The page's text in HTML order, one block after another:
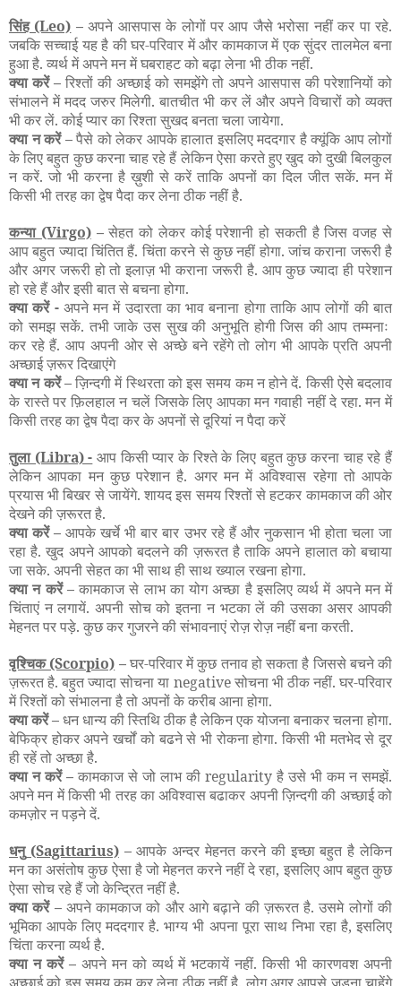
सिंह(Leo) – अपने आसपास के लोगों पर आप जैसे भरोसा नहीं कर पा रहे.
जबकि सच्चाई यह है की घर-परिवार में और कामकाज में एक सुंदर तालमेल बना
हुआ है. व्यर्थ में अपने मन में घबराहट को बढ़ा लेना भी ठीक नहीं.
क्या करें – रिश्तों की अच्छाई को समझेंगे तो अपने आसपास की परेशानियों को
संभालने में मदद जरुर मिलेगी. बातचीत भी कर लें और अपने विचारों को व्यक्त
भी कर लें. कोई प्यार का रिश्ता सुखद बनता चला जायेगा.
क्या न करें –पैसे को लेकर आपके हालात इसलिए मददगार है क्यूंकि आप लोगों
के लिए बहुत कुछ करना चाह रहे हैं लेकिन ऐसा करते हुए खुद को दुखी बिलकुल
न करें. जो भी करना है ख़ुशी से करें ताकि अपनों का दिल जीत सकें. मन में
किसी भी तरह का द्वेष पैदा कर लेना ठीक नहीं है.
कन्या(Virgo)– सेहत को लेकर कोई परेशानी हो सकती है जिस वजह से
आप बहुत ज्यादा चिंतित हैं. चिंता करने से कुछ नहीं होगा. जांच कराना जरूरी है
और अगर जरूरी हो तो इलाज़ भी कराना जरूरी है. आप कुछ ज्यादा ही परेशान
हो रहे हैं और इसी बात से बचना होगा.
क्या करें - अपने मन में उदारता का भाव बनाना होगा ताकि आप लोगों की बात
को समझ सकें. तभी जाके उस सुख की अनुभूति होगी जिस की आप तम्मनाः
कर रहे हैं. आप अपनी ओर से अच्छे बने रहेंगे तो लोग भी आपके प्रति अपनी
अच्छाई ज़रूर दिखाएंगे
क्या न करें –ज़िन्दगी में स्थिरता को इस समय कम न होने दें. किसी ऐसे बदलाव
के रास्ते पर फ़िलहाल न चलें जिसके लिए आपका मन गवाही नहीं दे रहा.मन में
किसी तरह का द्वेष पैदा कर के अपनों से दूरियां न पैदा करें
तुला (Libra) - आप किसी प्यार के रिश्ते के लिए बहुत कुछ करना चाह रहे हैं
लेकिन आपका मन कुछ परेशान है. अगर मन में अविश्वास रहेगा तो आपके
प्रयास भी बिखर से जायेंगे. शायद इस समय रिश्तों से हटकर कामकाज की ओर
देखने की ज़रूरत है.
क्या करें –आपके खर्चे भी बार बार उभर रहे हैं और नुकसान भी होता चला जा
रहा है. खुद अपने आपको बदलने की ज़रूरत है ताकि अपने हालात को बचाया
जा सके. अपनी सेहत का भी साथ ही साथ ख्याल रखना होगा.
क्या न करें – कामकाज से लाभ का योग अच्छा है इसलिए व्यर्थ में अपने मन में
चिंताएं न लगायें. अपनी सोच को इतना न भटका लें की उसका असर आपकी
मेहनत पर पड़े. कुछ कर गुजरने की संभावनाएं रोज़ रोज़ नहीं बना करती.
वृश्चिक(Scorpio) – घर-परिवार में कुछ तनाव हो सकता है जिससे बचने की
ज़रूरत है. बहुत ज्यादा सोचना या negative सोचना भी ठीक नहीं. घर-परिवार
में रिश्तों को संभालना है तो अपनों के करीब आना होगा.
क्या करें –धन धान्य की स्तिथि ठीक है लेकिन एक योजना बनाकर चलना होगा.
बेफिक्र होकर अपने खर्चों को बढने से भी रोकना होगा. किसी भी मतभेद से दूर
ही रहें तो अच्छा है.
क्या न करें – कामकाज से जो लाभ की regularity है उसे भी कम न समझें.
अपने मन में किसी भी तरह का अविश्वास बढाकर अपनी ज़िन्दगी की अच्छाई को
कमज़ोर न पड़ने दें.
धनु(Sagittarius)– आपके अन्दर मेहनत करने की इच्छा बहुत है लेकिन
मन का असंतोष कुछ ऐसा है जो मेहनत करने नहीं दे रहा, इसलिए आप बहुत कुछ
ऐसा सोच रहे हैं जो केन्द्रित नहीं है.
क्या करें – अपने कामकाज को और आगे बढ़ाने की ज़रूरत है. उसमे लोगों की
भूमिका आपके लिए मददगार है. भाग्य भी अपना पूरा साथ निभा रहा है, इसलिए
चिंता करना व्यर्थ है.
क्या न करें – अपने मन को व्यर्थ में भटकायें नहीं. किसी भी कारणवश अपनी